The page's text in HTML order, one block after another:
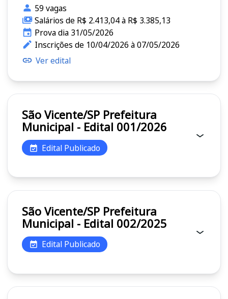
59 vagas
Salários de R$ 2.413,04 à R$ 3.385,13
Prova dia 31/05/2026
Inscrições de 10/04/2026 à 07/05/2026
Ver edital
São Vicente/SP Prefeitura
Municipal - Edital 001/2026
Edital Publicado
São Vicente/SP Prefeitura
Municipal - Edital 002/2025
Edital Publicado